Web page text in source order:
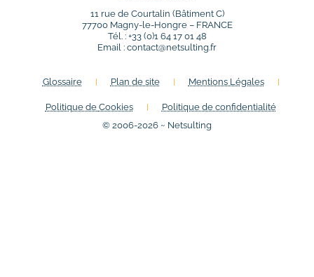
11 rue de Courtalin (Bâtiment C)
77700 Magny-le-Hongre – FRANCE
Tél. : +33 (0)1 64 17 01 48
Email : contact@netsulting.fr
Glossaire Plan de site Mentions Légales
Politique de Cookies
Politique de confidentialité
© 2006-2026 ~ Netsulting